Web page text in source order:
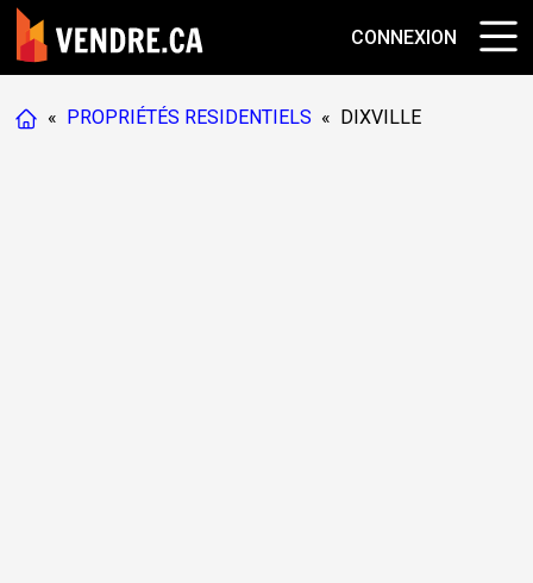
CONNEXION
« PROPRIÉTÉS RESIDENTIELS « DIXVILLE